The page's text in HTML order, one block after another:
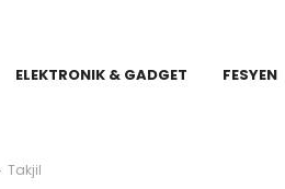
ELEKTRONIK & GADGET FESYEN
Takjil